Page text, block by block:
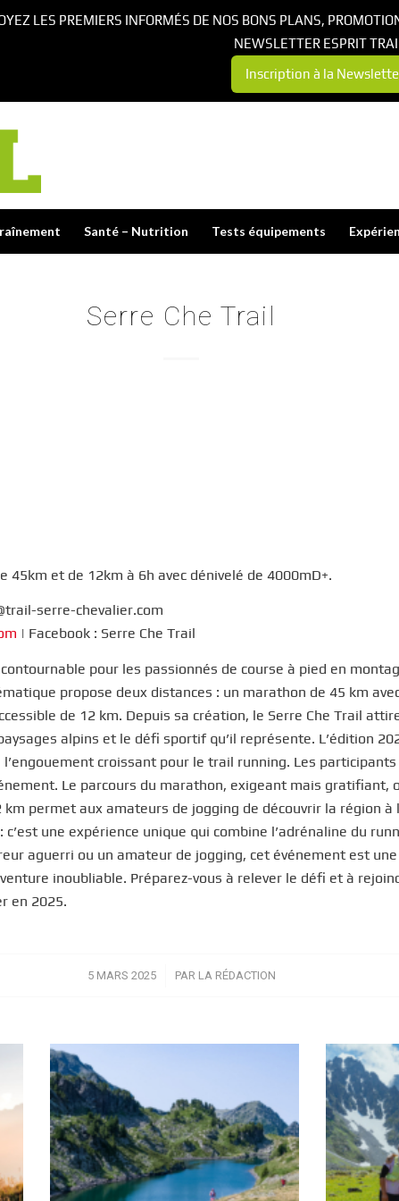
Santé – Nutrition Tests équipements
Serre Che Trail
et de 12km à 6h avec dénivelé de 4000mD+.
serre-chevalier.com
| Facebook : Serre Che Trail
pour les passionnés de course à pied en
propose deux distances : un marathon de 45 km
de 12 km. Depuis sa création, le Serre Che Trail
alpins et le défi sportif qu’il représente. L’édition
croissant pour le trail running. Les
Le parcours du marathon, exigeant mais gratifiant,
permet aux amateurs de jogging de découvrir la région à
une expérience unique qui combine l’adrénaline du
aguerri ou un amateur de jogging, cet événement est
inoubliable. Préparez-vous à relever le défi et à
en 2025.
5 MARS 2025
/ PAR LA RÉDACTION
LES PREMIERS INFORMÉS DE NOS BONS PLANS,
NEWSLETTER ESPRIT
Inscription à la